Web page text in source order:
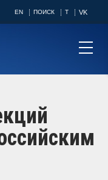
EN ПОИСК T VK